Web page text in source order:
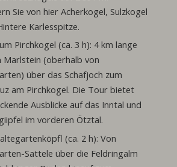
Sie von hier Acherkogel, Sulzkogel
Karlesspitze.
Pirchkogel (ca. 3 h): 4 km lange
Marlstein (oberhalb von
über das Schafjoch zum
am Pirchkogel. Die Tour bietet
Ausblicke auf das Inntal und
im vorderen Ötztal.
(ca. 2 h): Von
Sattele über die Feldringalm